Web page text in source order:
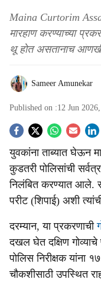
Maina Curtorim
मारहाण करण्‍याच्‍या
थू होत असतानाच
Sameer Amunekar
Published on :12 Jun
S
o
c
i
a
l
s
युवकांना ताब्‍यात घेऊन
कुडतरी पोलिसांची
निलंबित करण्‍यात आले.
परीट (शिपाई) अशी
दरम्यान, या प्रकरणाची
दखल घेत दक्षिण
पोलिस निरीक्षक यांना
चौकशीसाठी उपस्थित